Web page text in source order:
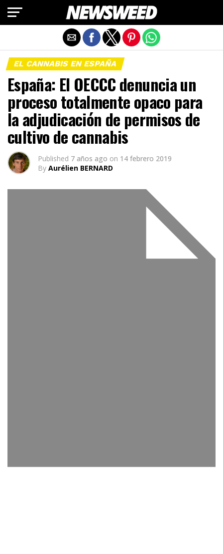
EL CANNABIS EN ESPAÑA
España: El OECCC denuncia un
proceso totalmente opaco para
la adjudicación de permisos de
cultivo de cannabis
Published 7 años ago on 14 febrero 2019
By Aurélien BERNARD
Salir de la versión móvil